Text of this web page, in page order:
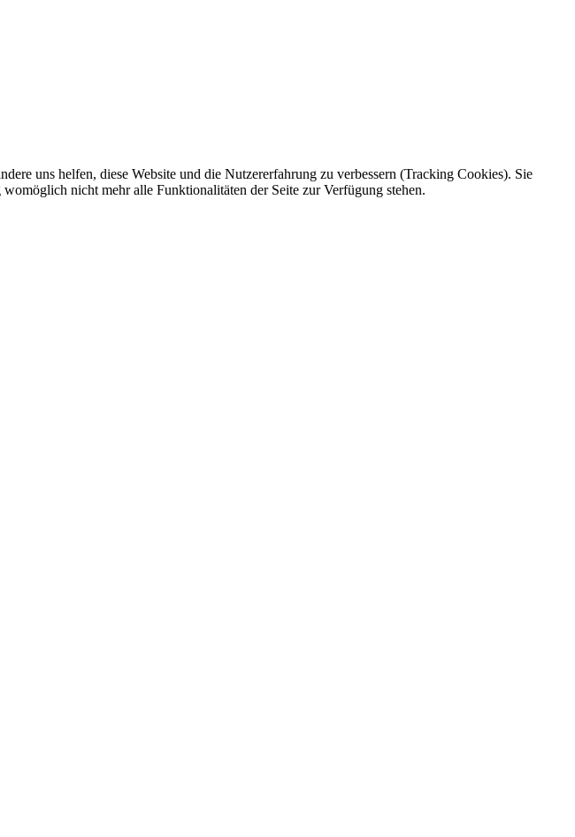
uns helfen, diese Website und die Nutzererfahrung zu verbessern (Tracking Cookies). Sie
nicht mehr alle Funktionalitäten der Seite zur Verfügung stehen.